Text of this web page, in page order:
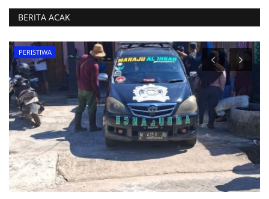
BERITA ACAK
POLITIK